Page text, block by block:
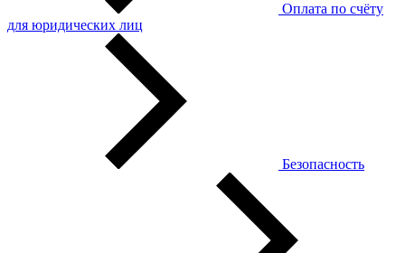
Оплата по счёту
для юридических лиц
Безопасность